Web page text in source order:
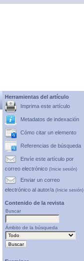
Herramientas del artículo
Imprima este artículo
Metadatos de indexación
Cómo citar un elemento
Referencias de búsqueda
Envíe este artículo por
correo electrónico(Inicie sesión)
Enviar un correo
electrónico al autor/a(Inicie sesión)
Contenido de la revista
Buscar
Ámbito de la búsqueda